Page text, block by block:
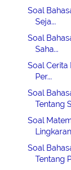
Soal
Seja...
Soal
Saha...
Soal Cerita
Per...
Soal
Tentang
Soal
Lingkaran
Soal
Tentang